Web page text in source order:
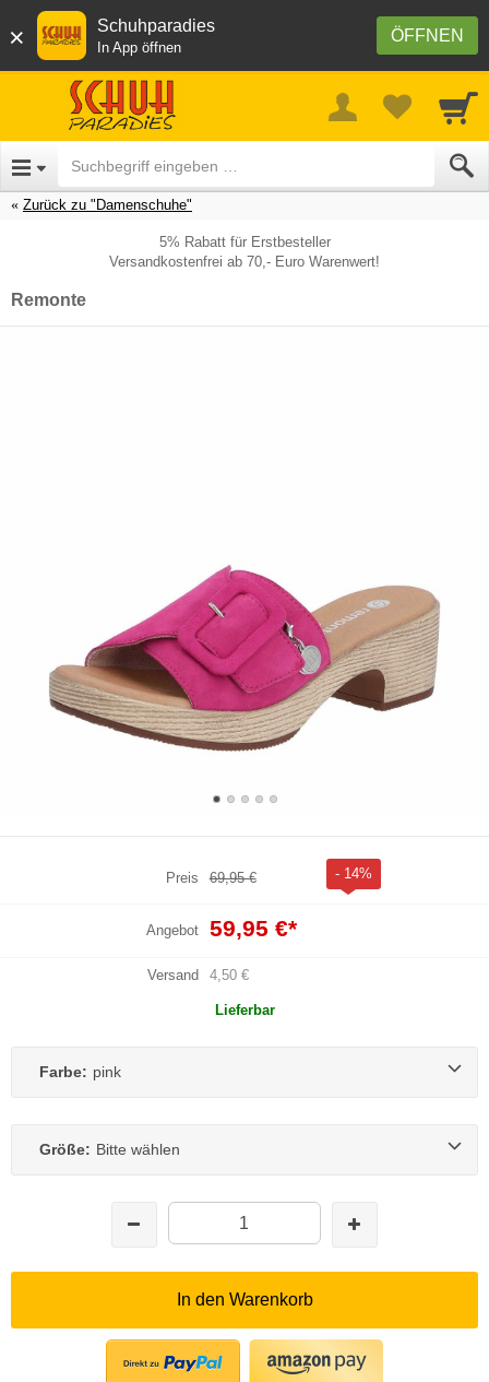
× ÖFFNEN
Schuhparadies
In App öffnen
Zurück zu "Damenschuhe"
5% Rabatt für Erstbesteller
Versandkostenfrei ab 70,- Euro Warenwert!
Remonte
Preis 69,95 € - 14%
Angebot 59,95 €*
Versand 4,50 €
Lieferbar
Farbe: pink
Größe: Bitte wählen
In den Warenkorb